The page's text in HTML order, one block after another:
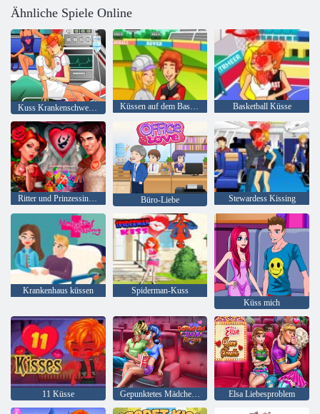
Ähnliche Spiele Online
Kuss Krankenschwestern Küssen auf dem Baseball-Feld Basketball Küsse
Ritter und Prinzessinnen Büro-Liebe Stewardess Kissing
Krankenhaus küssen
Spiderman-Kuss
Küss mich
11 Küsse Gepunktetes Mädchen-Kino-Flirten Elsa Liebesproblem